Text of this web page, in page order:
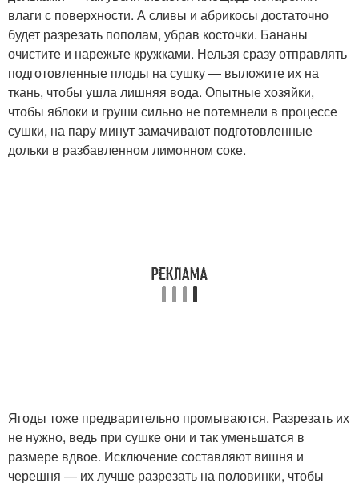
влаги с поверхности. А сливы и абрикосы достаточно
будет разрезать пополам, убрав косточки. Бананы
очистите и нарежьте кружками. Нельзя сразу отправлять
подготовленные плоды на сушку — выложите их на
ткань, чтобы ушла лишняя вода. Опытные хозяйки,
чтобы яблоки и груши сильно не потемнели в процессе
сушки, на пару минут замачивают подготовленные
дольки в разбавленном лимонном соке.
Ягоды тоже предварительно промываются. Разрезать их
не нужно, ведь при сушке они и так уменьшатся в
размере вдвое. Исключение составляют вишня и
черешня — их лучше разрезать на половинки, чтобы